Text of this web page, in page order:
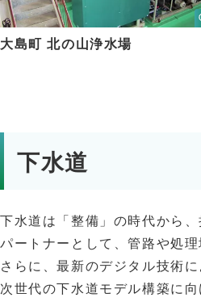
大島町 北の山浄水場
下水道
下水道は「整備」の時代から
パートナーとして、管路や処
さらに、最新のデジタル技術
次世代の下水道モデル構築に